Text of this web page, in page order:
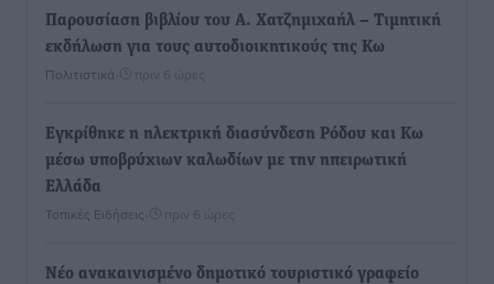
Παρουσίαση βιβλίου του Α. Χατζημιχαήλ – Τιμητική
εκδήλωση για τους αυτοδιοικητικούς της Κω
Πολιτιστικά πριν 6 ώρες
Εγκρίθηκε η ηλεκτρική διασύνδεση Ρόδου και Κω
μέσω υποβρύχιων καλωδίων με την ηπειρωτική
Ελλάδα
Τοπικές Ειδήσεις πριν 6 ώρες
Νέο ανακαινισμένο δημοτικό τουριστικό γραφείο